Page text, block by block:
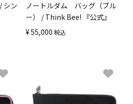
シン
ノートルダム バッグ（ブル
ー） / Think Bee! 『公式』
¥55,000 税込